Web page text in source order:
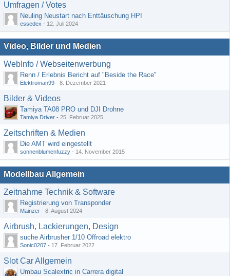
Umfragen / Votes
Neuling Neustart nach Enttäuschung HPI
essedex - 12. Juli 2024
Video, Bilder und Medien
WebInfo / Webseitenwerbung
Renn / Erlebnis Bericht auf "Beside the Race"
Elektroman99 - 8. Dezember 2021
Bilder & Videos
Tamiya TA08 PRO und DJI Drohne
Tamiya Driver - 25. Februar 2025
Zeitschriften & Medien
Die AMT wird eingestellt
sonnenblumenfuzzy - 14. November 2015
Modellbau Allgemein
Zeitnahme Technik & Software
Registrierung von Transponder
Mainzer - 8. August 2024
Airbrush, Lackierungen, Design
suche Airbrusher 1/10 Offroad elektro
Sonic0207 - 17. Februar 2022
Slot Car Allgemein
Umbau Scalextric in Carrera digital